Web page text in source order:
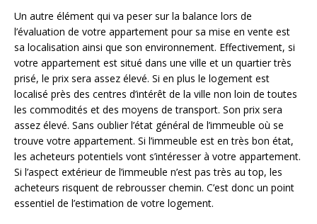
Un autre élément qui va peser sur la balance lors de
l’évaluation de votre appartement pour sa mise en vente est
sa localisation ainsi que son environnement. Effectivement, si
votre appartement est situé dans une ville et un quartier très
prisé, le prix sera assez élevé. Si en plus le logement est
localisé près des centres d’intérêt de la ville non loin de toutes
les commodités et des moyens de transport. Son prix sera
assez élevé. Sans oublier l’état général de l’immeuble où se
trouve votre appartement. Si l’immeuble est en très bon état,
les acheteurs potentiels vont s’intéresser à votre appartement.
Si l’aspect extérieur de l’immeuble n’est pas très au top, les
acheteurs risquent de rebrousser chemin. C’est donc un point
essentiel de l’estimation de votre logement.